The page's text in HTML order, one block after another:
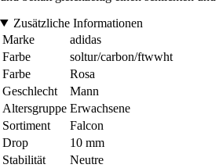
Zusätzliche Informationen
Marke
adidas
Farbe
soltur/carbon/ftwwht
Farbe
Rosa
Geschlecht
Mann
Altersgruppe Erwachsene
Sortiment
Falcon
Drop
10 mm
Stabilität
Neutre